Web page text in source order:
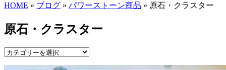
HOME » ブログ » パワーストーン商品 » 原石・クラスター
原石・クラスター